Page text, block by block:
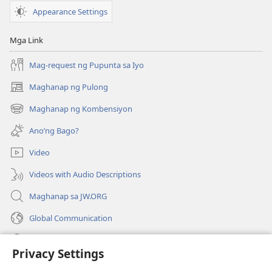
Privacy Settings
Appearance Settings
Mga Link
Mag-request ng Pupunta sa Iyo
Maghanap ng Pulong
(may
bubukas
na
bagong
window)
Maghanap ng Kombensiyon
(may
bubukas
na
bagong
window)
Ano’ng Bago?
Video
Videos with Audio Descriptions
Maghanap sa JW.ORG
Global Communication